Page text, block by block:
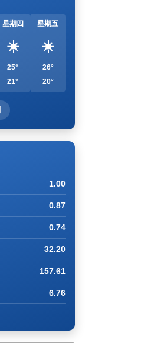
星期四
☀️
25°
21°
星期五
☀️
26°
20°
1.00
0.87
0.74
32.20
157.61
6.76